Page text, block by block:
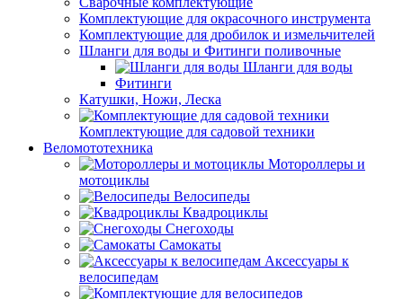
Комплектующие для окрасочного инструмента
Комплектующие для дробилок и измельчителей
Шланги для воды и Фитинги поливочные
Шланги для воды
Фитинги
Катушки, Ножи, Леска
Комплектующие для садовой техники
Веломототехника
Мотороллеры и
мотоциклы
Велосипеды
Квадроциклы
Снегоходы
Самокаты
Аксессуары к
велосипедам